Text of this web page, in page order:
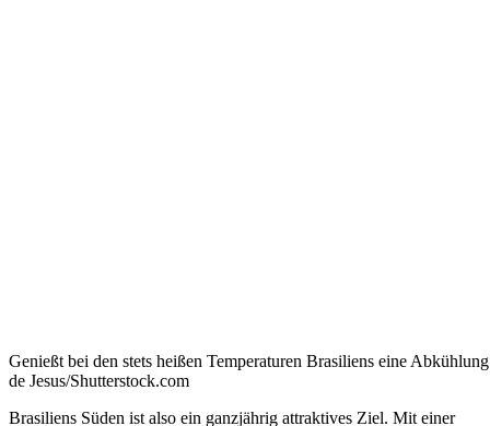
Genießt bei den stets heißen Temperaturen Brasiliens eine
de Jesus/Shutterstock.com
Brasiliens Süden ist also ein ganzjährig attraktives Ziel. Mit einer